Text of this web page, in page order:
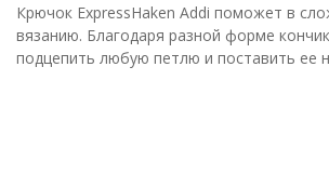
Крючок ExpressHaken Addi поможет в
вязанию. Благодаря разной форме
подцепить любую петлю и поставить ее